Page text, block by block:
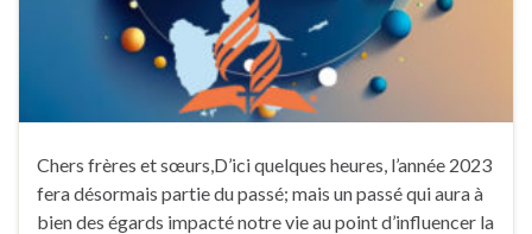
Chers frères et sœurs,D’ici quelques heures, l’année 2023
fera désormais partie du passé; mais un passé qui aura à
bien des égards impacté notre vie au point d’influencer la